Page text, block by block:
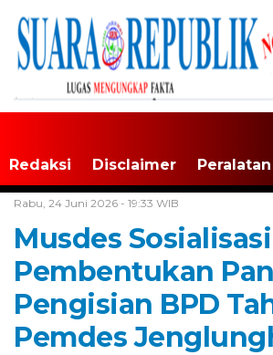
Redaksi Disclaimer
Rabu, 24 Juni 2026 - 19:33 WIB
Musdes
Pembentukan
Pengisian BPD
Pemdes